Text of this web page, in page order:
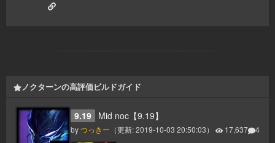
ノクターンの高評価ビルドガイド
9.19 Mid noc【9.19】
byつっきー （更新:2019-10-03 20:50:03） 17,637 4